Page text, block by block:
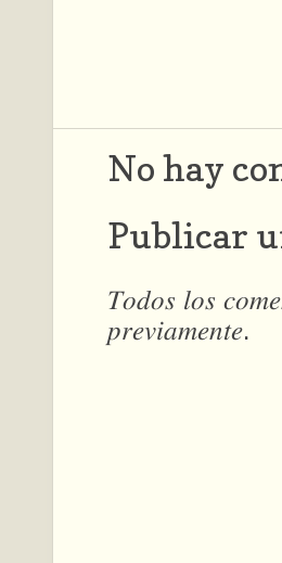
No hay
Publicar
𝑇𝑜𝑑𝑜𝑠 𝑙𝑜𝑠
𝑝𝑟𝑒𝑣𝑖𝑎𝑚𝑒𝑛𝑡𝑒.